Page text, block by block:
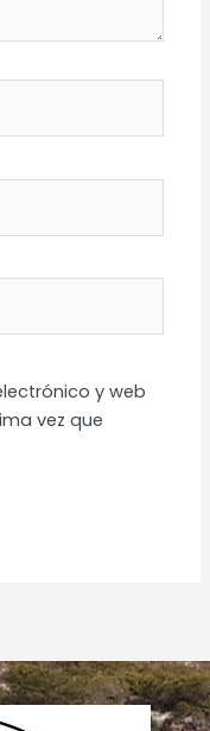
y web
vez que